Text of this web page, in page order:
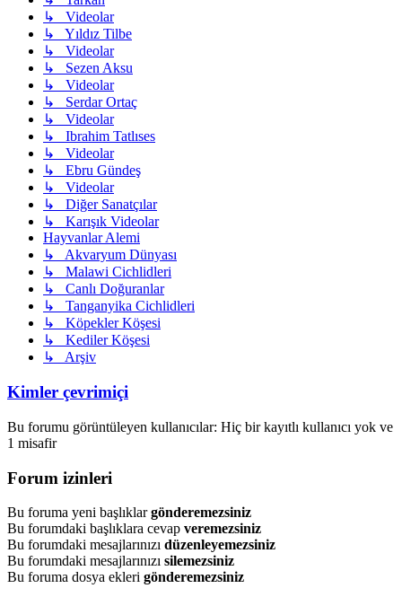
↳ Videolar
↳ Yıldız Tilbe
↳ Videolar
↳ Sezen Aksu
↳ Videolar
↳ Serdar Ortaç
↳ Videolar
↳ Ibrahim Tatlıses
↳ Videolar
↳ Ebru Gündeş
↳ Videolar
↳ Diğer Sanatçılar
↳ Karışık Videolar
Hayvanlar Alemi
↳ Akvaryum Dünyası
↳ Malawi Cichlidleri
↳ Canlı Doğuranlar
↳ Tanganyika Cichlidleri
↳ Köpekler Köşesi
↳ Kediler Köşesi
↳ Arşiv
Kimler çevrimiçi
Bu forumu görüntüleyen kullanıcılar: Hiç bir kayıtlı kullanıcı yok ve
1 misafir
Forum izinleri
Bu foruma yeni başlıklargönderemezsiniz
Bu forumdaki başlıklara cevap veremezsiniz
Bu forumdaki mesajlarınızı düzenleyemezsiniz
Bu forumdaki mesajlarınızı silemezsiniz
Bu foruma dosya ekleri gönderemezsiniz